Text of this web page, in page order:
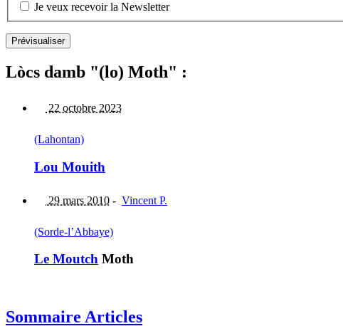
Je veux recevoir la Newsletter
Lòcs damb "(lo) Moth" :
22 octobre 2023
(Lahontan)
Lou Mouith
29 mars 2010 - Vincent P.
(Sorde-l’Abbaye)
Le Moutch Moth
Sommaire Articles